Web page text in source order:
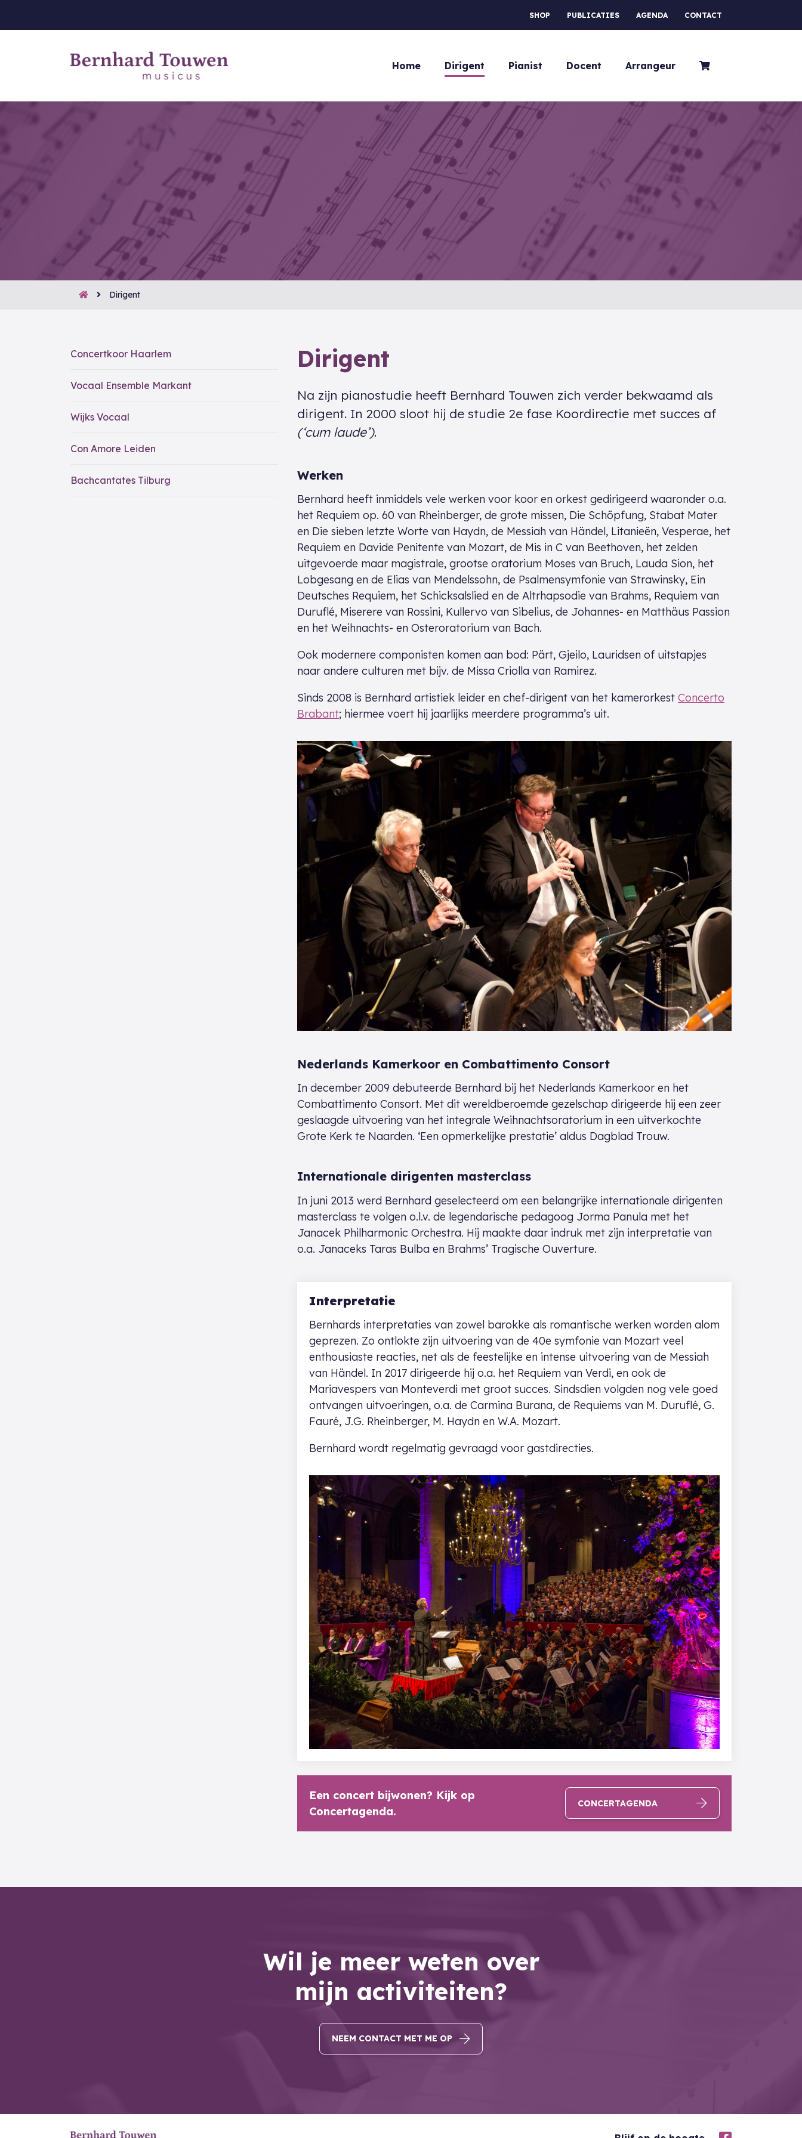
SHOP PUBLICATIES AGENDA CONTACT
Home Dirigent Pianist Docent Arrangeur
Dirigent
Dirigent
Na zijn pianostudie heeft Bernhard Touwen zich verder bekwaamd als
dirigent. In 2000 sloot hij de studie 2e fase Koordirectie met succes af
(‘cum laude’).
Werken
Bernhard heeft inmiddels vele werken voor koor en orkest gedirigeerd waaronder o.a.
het Requiem op. 60 van Rheinberger, de grote missen, Die Schöpfung, Stabat Mater
en Die sieben letzte Worte van Haydn, de Messiah van Händel, Litanieën, Vesperae, het
Requiem en Davide Penitente van Mozart, de Mis in C van Beethoven, het zelden
uitgevoerde maar magistrale, grootse oratorium Moses van Bruch, Lauda Sion, het
Lobgesang en de Elias van Mendelssohn, de Psalmensymfonie van Strawinsky, Ein
Deutsches Requiem, het Schicksalslied en de Altrhapsodie van Brahms, Requiem van
Duruflé, Miserere van Rossini, Kullervo van Sibelius, de Johannes- en Matthäus Passion
en het Weihnachts- en Osteroratorium van Bach.
Ook modernere componisten komen aan bod: Pärt, Gjeilo, Lauridsen of uitstapjes
naar andere culturen met bijv. de Missa Criolla van Ramirez.
Sinds 2008 is Bernhard artistiek leider en chef-dirigent van het kamerorkestConcerto
Brabant; hiermee voert hij jaarlijks meerdere programma’s uit.
Nederlands Kamerkoor en Combattimento Consort
In december 2009 debuteerde Bernhard bij het Nederlands Kamerkoor en het
Combattimento Consort. Met dit wereldberoemde gezelschap dirigeerde hij een zeer
geslaagde uitvoering van het integrale Weihnachtsoratorium in een uitverkochte
Grote Kerk te Naarden. ‘Een opmerkelijke prestatie’ aldus Dagblad Trouw.
Internationale dirigenten masterclass
In juni 2013 werd Bernhard geselecteerd om een belangrijke internationale dirigenten
masterclass te volgen o.l.v. de legendarische pedagoog Jorma Panula met het
Janacek Philharmonic Orchestra. Hij maakte daar indruk met zijn interpretatie van
o.a. Janaceks Taras Bulba en Brahms’ Tragische Ouverture.
Interpretatie
Bernhards interpretaties van zowel barokke als romantische werken worden alom
geprezen. Zo ontlokte zijn uitvoering van de 40e symfonie van Mozart veel
enthousiaste reacties, net als de feestelijke en intense uitvoering van de Messiah
van Händel. In 2017 dirigeerde hij o.a. het Requiem van Verdi, en ook de
Mariavespers van Monteverdi met groot succes. Sindsdien volgden nog vele goed
ontvangen uitvoeringen, o.a. de Carmina Burana, de Requiems van M. Duruflé, G.
Fauré, J.G. Rheinberger, M. Haydn en W.A. Mozart.
Bernhard wordt regelmatig gevraagd voor gastdirecties.
Een concert bijwonen? Kijk op
Concertagenda.
CONCERTAGENDA
Concertkoor Haarlem
Vocaal Ensemble Markant
Wijks Vocaal
Con Amore Leiden
Bachcantates Tilburg
Wil je meer weten over
mijn activiteiten?
NEEM CONTACT MET ME OP